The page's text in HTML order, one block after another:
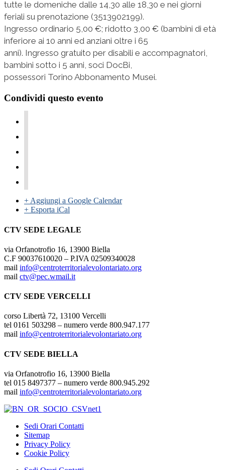
tutte le domeniche dalle 14,30 alle 18,30 e nei giorni
feriali su prenotazione (3513902199).
Ingresso ordinario 5,00 €; ridotto 3,00 € (bambini di età
inferiore ai 10 anni ed anziani oltre i 65
anni). Ingresso gratuito per disabili e accompagnatori,
bambini sotto i 5 anni, soci DocBi,
possessori Torino Abbonamento Musei.
Condividi questo evento
+ Aggiungi a Google Calendar
+ Esporta iCal
CTV SEDE LEGALE
via Orfanotrofio 16, 13900 Biella
C.F 90037610020 – P.IVA 02509340028
mail info@centroterritorialevolontariato.org
mail ctv@pec.wmail.it
CTV SEDE VERCELLI
corso Libertà 72, 13100 Vercelli
tel 0161 503298 – numero verde 800.947.177
mail info@centroterritorialevolontariato.org
CTV SEDE BIELLA
via Orfanotrofio 16, 13900 Biella
tel 015 8497377 – numero verde 800.945.292
mail info@centroterritorialevolontariato.org
Sedi Orari Contatti
Sitemap
Privacy Policy
Cookie Policy